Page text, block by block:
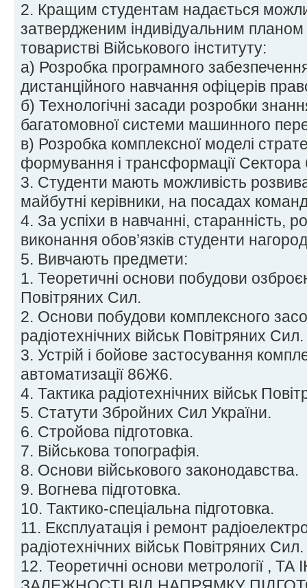
2. Кращим студентам надається
затвердженим індивідуальним планом
товаристві Військового інституту:
а) Розробка програмного
дистанційного навчання офіцерів
б) Технологічні засади розробки
багатомовної системи машинного
в) Розробка комплексної моделі
формування і трансформації Сектора
3. Студенти мають можливість
майбутні керівники, на посадах
4. За успіхи в навчанні, старанність,
виконання обов’язків студенти
5. Вивчають предмети:
1. Теоретичні основи побудови
Повітряних Сил.
2. Основи побудови комплексного
радіотехнічних військ Повітряних Сил.
3. Устрій і бойове застосування
автоматизації 86Ж6.
4. Тактика радіотехнічних військ
5. Статути Збройних Сил України.
6. Стройова підготовка.
7. Військова топографія.
8. Основи військового законодавства.
9. Вогнева підготовка.
10. Тактико-спеціальна підготовка.
11. Експлуатація і ремонт
радіотехнічних військ Повітряних Сил.
12. Теоретичні основи метрології , ТА